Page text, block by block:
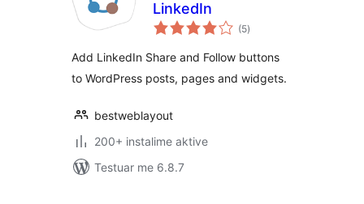
LinkedIn
(5vlerësime
gjithsej
)
Add LinkedIn Share and Follow buttons
to WordPress posts, pages and widgets.
bestweblayout
200+ instalime aktive
Testuar me 6.8.7